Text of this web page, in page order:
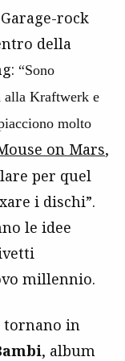
rock
della
“Sono
alla Kraftwerk e
molto
on Mars,
per quel
i dischi”.
le idee
millennio.
tornano in
, album